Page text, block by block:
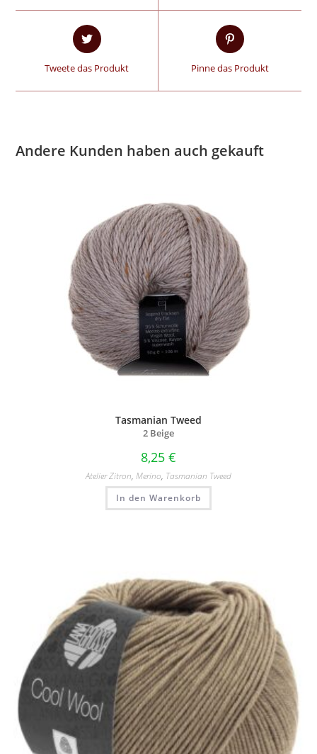
Tweete das Produkt Pinne das Produkt
Andere Kunden haben auch gekauft
Tasmanian Tweed
2 Beige
8,25 €
Atelier Zitron, Merino, Tasmanian Tweed
In den Warenkorb